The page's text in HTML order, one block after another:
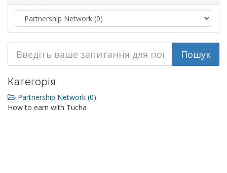
Категорія
Partnership Network (0)
How to earn with Tucha